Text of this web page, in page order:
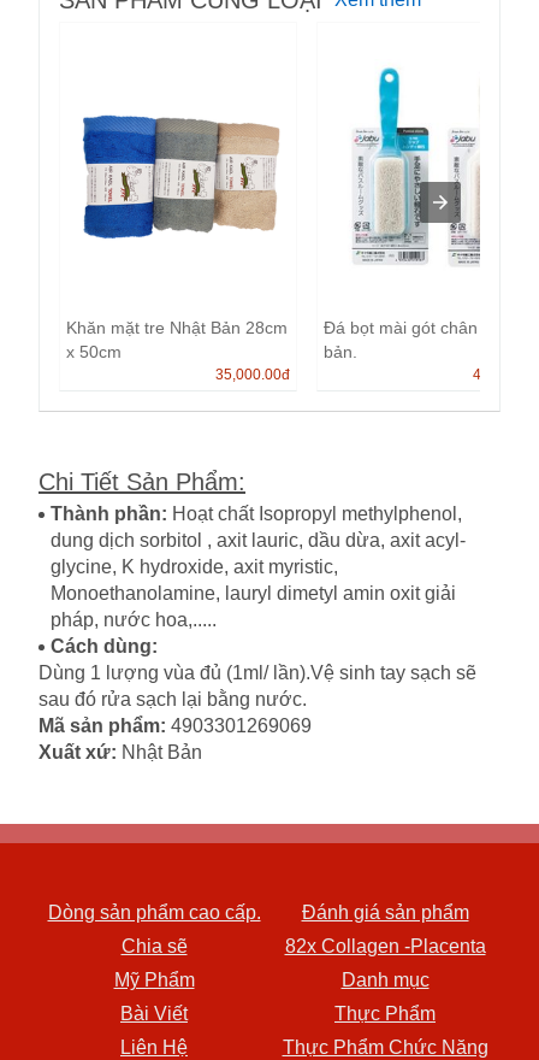
Khăn mặt tre Nhật Bản 28cm
x 50cm
35,000.00đ
Đá bọt mài gót chân Nhật
bản.
40,000.00
Chi Tiết Sản Phẩm:
Thành phần: Hoạt chất Isopropyl methylphenol,
dung dịch sorbitol , axit lauric, dầu dừa, axit acyl-
glycine, K hydroxide, axit myristic,
Monoethanolamine, lauryl dimetyl amin oxit giải
pháp, nước hoa,.....
Cách dùng:
Dùng 1 lượng vùa đủ (1ml/ lần).Vệ sinh tay sạch sẽ
sau đó rửa sạch lại bằng nước.
Mã sản phẩm: 4903301269069
Xuất xứ: Nhật Bản
Dòng sản phẩm cao cấp.
Đánh giá sản phẩm
Chia sẽ
82x Collagen -Placenta
Mỹ Phẩm
Danh mục
Bài Viết
Thực Phẩm
Liên Hệ
Thực Phẩm Chức Năng